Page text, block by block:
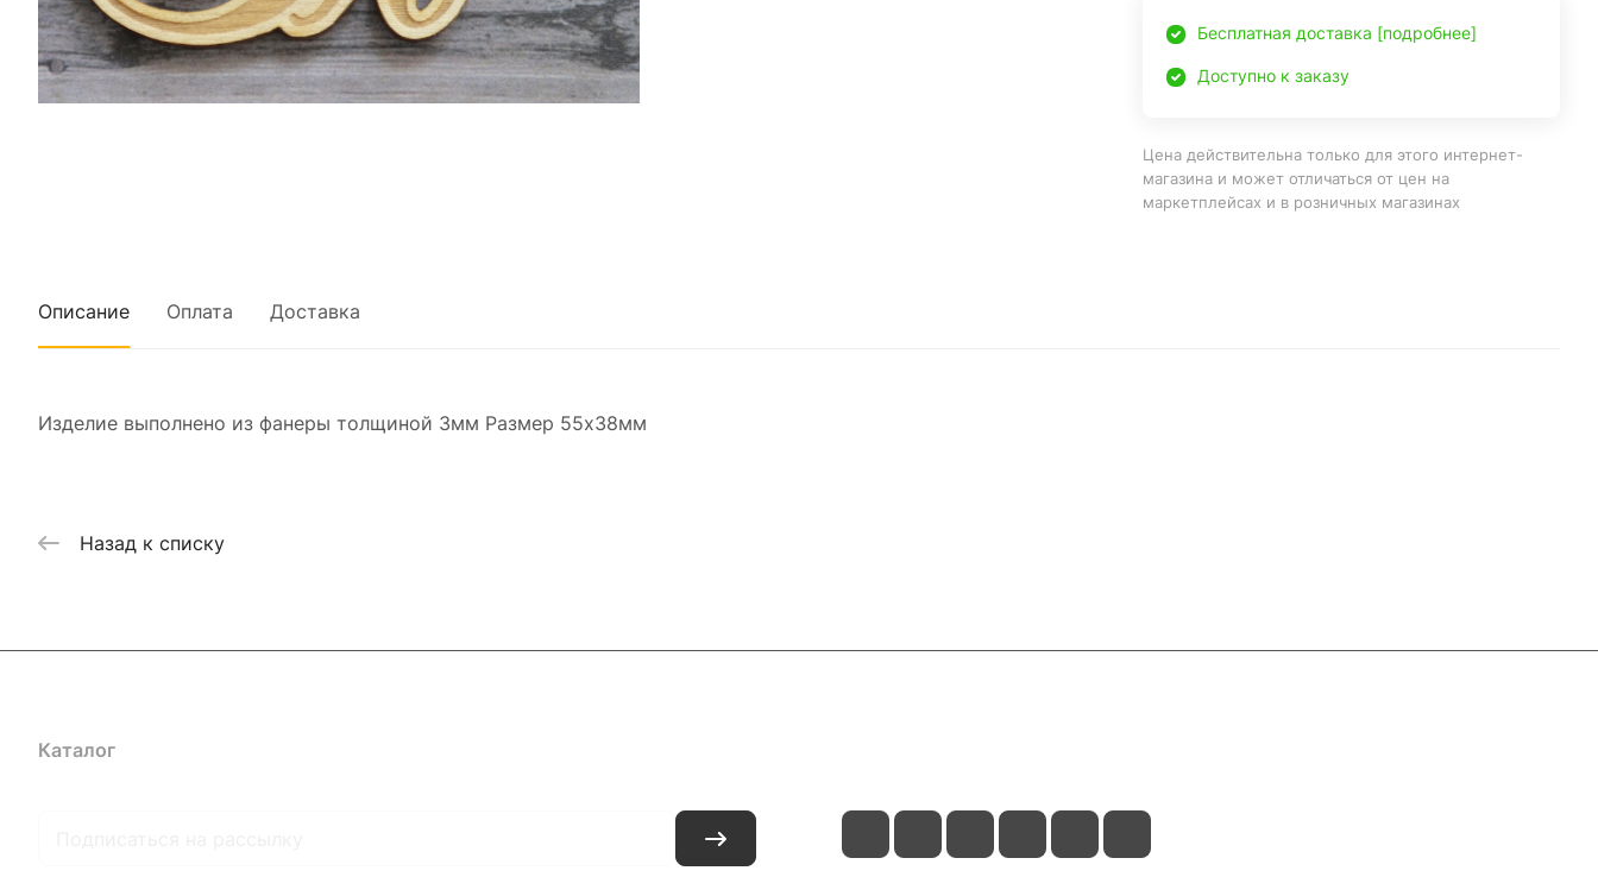
Бесплатная доставка [подробнее]
Доступно к заказу
Цена действительна только для этого интернет-
магазина и может отличаться от цен на
маркетплейсах и в розничных магазинах
Описание Оплата Доставка
Изделие выполнено из фанеры толщиной 3мм Размер 55х38мм
Назад к списку
Каталог